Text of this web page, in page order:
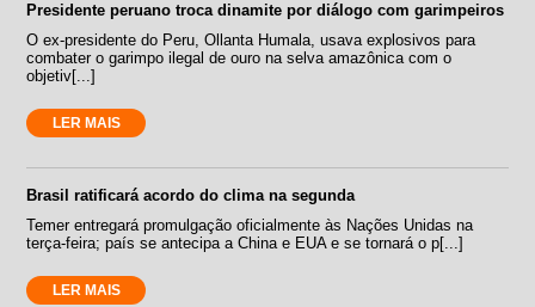
Presidente peruano troca dinamite por diálogo com garimpeiros
O ex-presidente do Peru, Ollanta Humala, usava explosivos para
combater o garimpo ilegal de ouro na selva amazônica com o
objetiv[...]
LER MAIS
Brasil ratificará acordo do clima na segunda
Temer entregará promulgação oficialmente às Nações Unidas na
terça-feira; país se antecipa a China e EUA e se tornará o p[...]
LER MAIS